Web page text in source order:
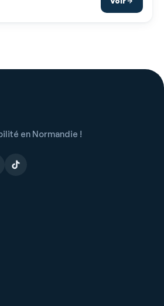
des portes
en Normandie !